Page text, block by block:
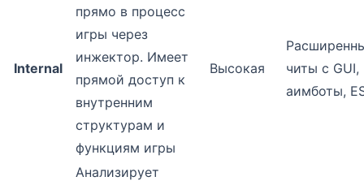
Internal
прямо в процесс
игры через
инжектор. Имеет
прямой доступ к
внутренним
структурам и
функциям игры
Высокая
читы с GUI,
аимботы,
Анализирует